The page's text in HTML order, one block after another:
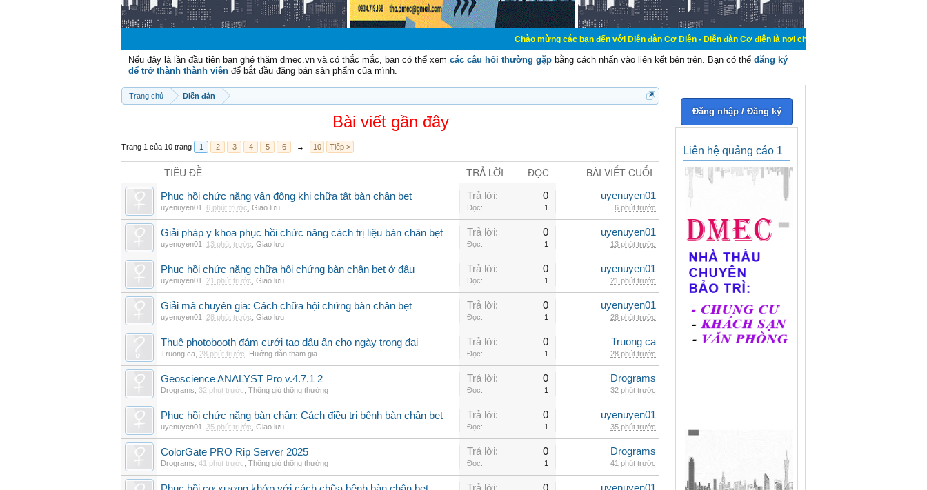
Chào mừng các bạn đến với Diễn đàn Cơ Điện - Diễn đàn Cơ điện là nơi chia sẽ kiến thức kinh nghiệm trong lãnh
Nếu đây là lần đầu tiên bạn ghé thăm dmec.vn và có thắc mắc, bạn có thể xem các câu hỏi thường gặp bằng cách nhấn vào liên kết bên trên. Bạn có thể đăng ký
để trở thành thành viên để bắt đầu đăng bán sản phẩm của mình.
Trang chủ Diễn đàn
Bài viết gần đây
Trang 1 của 10 trang 1 2 3 4 5 6 → 10 Tiếp >
TIÊU ĐỀ TRẢ LỜI ĐỌC BÀI VIẾT CUỐI
Phục hồi chức năng vận động khi chữa tật bàn chân bẹt
uyenuyen01 6 phút trước Giao lưu
Trả lời: 0
Đọc: 1
uyenuyen01
6 phút trước
Giải pháp y khoa phục hồi chức năng cách trị liệu bàn chân bẹt
uyenuyen01 13 phút trước Giao lưu
Trả lời: 0
Đọc: 1
uyenuyen01
13 phút trước
Phục hồi chức năng chữa hội chứng bàn chân bẹt ở đâu
uyenuyen01 21 phút trước Giao lưu
Trả lời: 0
Đọc: 1
uyenuyen01
21 phút trước
Giải mã chuyên gia: Cách chữa hội chứng bàn chân bẹt
uyenuyen01 28 phút trước Giao lưu
Trả lời: 0
Đọc: 1
uyenuyen01
28 phút trước
Thuê photobooth đám cưới tạo dấu ấn cho ngày trọng đại
Truong ca 28 phút trước Hướng dẫn tham gia
Trả lời: 0
Đọc: 1
Truong ca
28 phút trước
Geoscience ANALYST Pro v.4.7.1 2
Drograms 32 phút trước Thông gió thông thường
Trả lời: 0
Đọc: 1
Drograms
32 phút trước
Phục hồi chức năng bàn chân: Cách điều trị bệnh bàn chân bẹt
uyenuyen01 35 phút trước Giao lưu
Trả lời: 0
Đọc: 1
uyenuyen01
35 phút trước
ColorGate PRO Rip Server 2025
Drograms 41 phút trước Thông gió thông thường
Trả lời: 0
Đọc: 1
Drograms
41 phút trước
Đăng nhập / Đăng ký
Liên hệ quảng cáo 1